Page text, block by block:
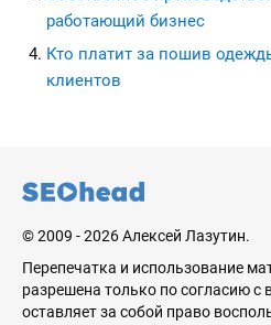
работающий бизнес
Кто платит за пошив
клиентов
© 2009 - 2026 Алексей Лазутин.
Перепечатка и использование
разрешена только по согласию с
оставляет за собой право